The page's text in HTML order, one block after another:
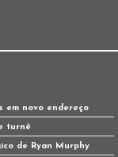
em novo endereço
turnê
de Ryan Murphy